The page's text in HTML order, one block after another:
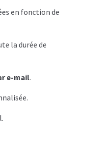
en fonction de
la durée de
e-mail.